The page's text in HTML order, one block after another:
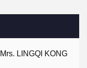
Mrs. LINGQI KONG